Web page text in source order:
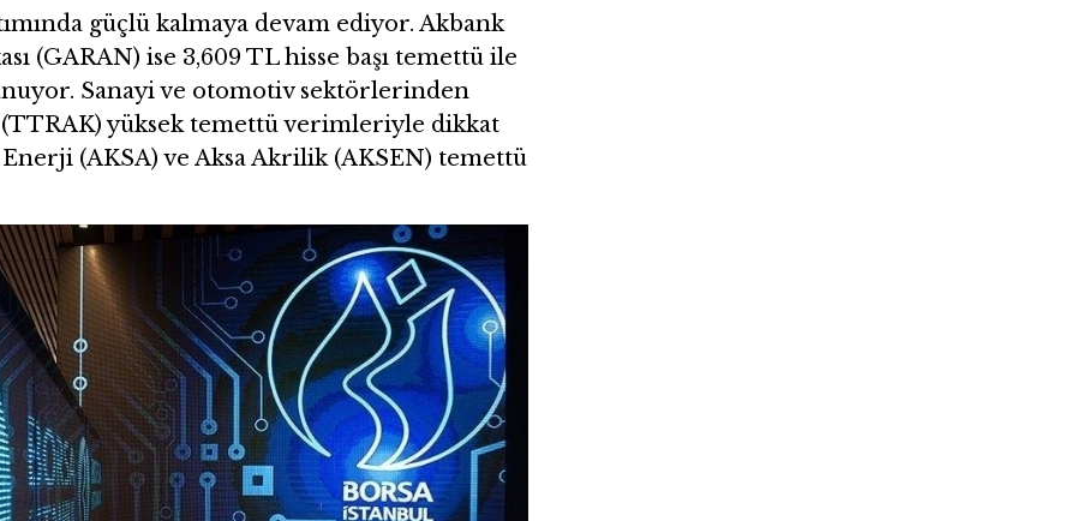
güçlü kalmaya devam ediyor. Akbank
(GARAN) ise 3,609 TL hisse başı temettü ile
Sanayi ve otomotiv sektörlerinden
yüksek temettü verimleriyle dikkat
(AKSA) ve Aksa Akrilik (AKSEN) temettü